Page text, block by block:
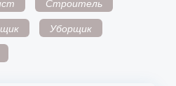
Строитель
Уборщик